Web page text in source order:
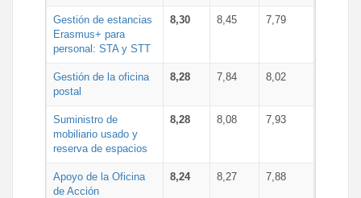
Gestión de estancias
Erasmus+ para
personal: STA y STT
8,30 8,45 7,79
Gestión de la oficina
postal
8,28 7,84 8,02
Suministro de
mobiliario usado y
reserva de espacios
8,28 8,08 7,93
Apoyo de la Oficina
de Acción
8,24 8,27 7,88